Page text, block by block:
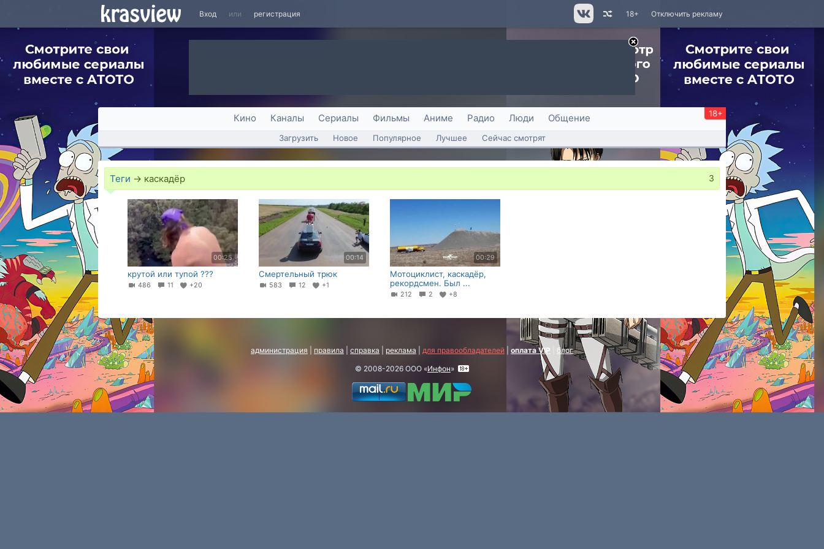
Вход или регистрация Отключить рекламу
18+
Кино Каналы Сериалы Фильмы Аниме Радио Люди Общение 18+
Загрузить Новое Популярное Лучшее Сейчас смотрят
Теги → каскадёр 3
00:25
крутой или тупой ???
486 11 +20
00:14
Смертельный трюк
583 12 +1
00:29
Мотоциклист, каскадёр,
рекордсмен. Был ...
212 2 +8
администрация правила справка реклама для правообладателей оплата VIP
блог
© 2008-2026 ООО «Инфон»